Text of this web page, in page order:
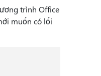
trình Office
muốn có lối